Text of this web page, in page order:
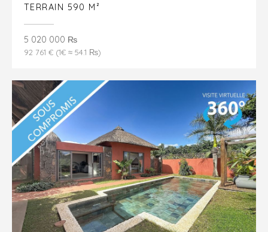
TERRAIN 590 M²
5 020 000 ₨
92 761 € (1€ ≈ 54.1 ₨)